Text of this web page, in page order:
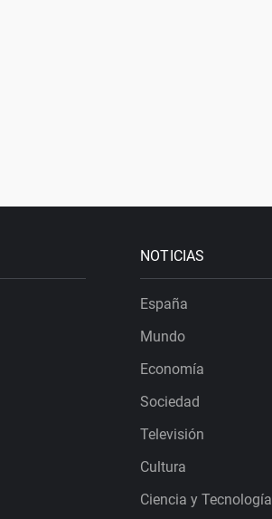
NOTICIAS
España
Mundo
Economía
Sociedad
Televisión
Cultura
Ciencia y Tecnología